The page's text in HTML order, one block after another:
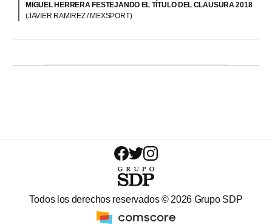
MIGUEL HERRERA FESTEJANDO EL TÍTULO DEL CLAUSURA 2018
(JAVIER RAMIREZ / MEXSPORT)
Todos los derechos reservados © 2026 Grupo SDP